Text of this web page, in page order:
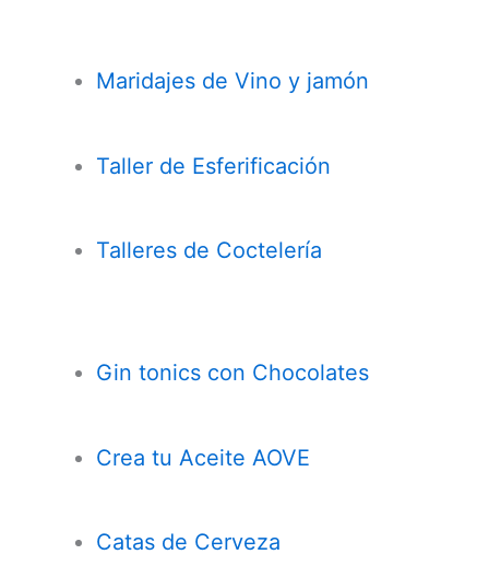
Maridajes de Vino y jamón
Taller de Esferificación
Talleres de Coctelería
Gin tonics con Chocolates
Crea tu Aceite AOVE
Catas de Cerveza